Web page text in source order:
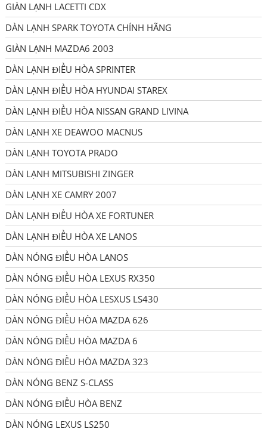
GIÀN LẠNH LACETTI CDX
DÀN LẠNH SPARK TOYOTA CHÍNH HÃNG
GIÀN LẠNH MAZDA6 2003
DÀN LẠNH ĐIỀU HÒA SPRINTER
DÀN LẠNH ĐIỀU HÒA HYUNDAI STAREX
DÀN LẠNH ĐIỀU HÒA NISSAN GRAND LIVINA
DÀN LẠNH XE DEAWOO MACNUS
DÀN LẠNH TOYOTA PRADO
DÀN LẠNH MITSUBISHI ZINGER
DÀN LẠNH XE CAMRY 2007
DÀN LẠNH ĐIỀU HÒA XE FORTUNER
DÀN LẠNH ĐIỀU HÒA XE LANOS
DÀN NÓNG ĐIỀU HÒA LANOS
DÀN NÓNG ĐIỀU HÒA LEXUS RX350
DÀN NÓNG ĐIỀU HÒA LESXUS LS430
DÀN NÓNG ĐIỀU HÒA MAZDA 626
DÀN NÓNG ĐIỀU HÒA MAZDA 6
DÀN NÓNG ĐIỀU HÒA MAZDA 323
DÀN NÓNG BENZ S-CLASS
DÀN NÓNG ĐIỀU HÒA BENZ
DÀN NÓNG LEXUS LS250